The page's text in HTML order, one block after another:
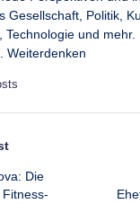
Gesellschaft, Politik,
Technologie und mehr.
Weiterdenken
Die